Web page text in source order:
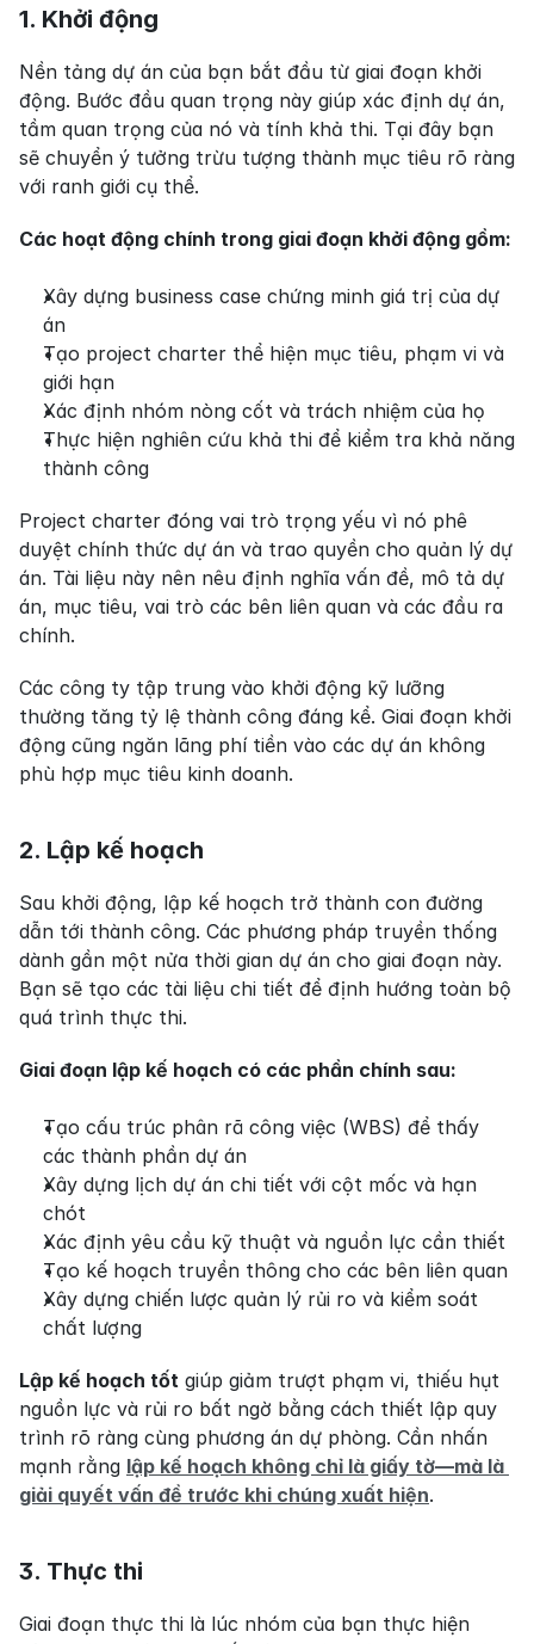
1. Khởi động
Nền tảng dự án của bạn bắt đầu từ giai đoạn khởi
động. Bước đầu quan trọng này giúp xác định dự án,
tầm quan trọng của nó và tính khả thi. Tại đây bạn
sẽ chuyển ý tưởng trừu tượng thành mục tiêu rõ ràng
với ranh giới cụ thể.
Các hoạt động chính trong giai đoạn khởi động gồm:
Xây dựng business case chứng minh giá trị của dự
án
Tạo project charter thể hiện mục tiêu, phạm vi và
giới hạn
Xác định nhóm nòng cốt và trách nhiệm của họ
Thực hiện nghiên cứu khả thi để kiểm tra khả năng
thành công
Project charter đóng vai trò trọng yếu vì nó phê
duyệt chính thức dự án và trao quyền cho quản lý dự
án. Tài liệu này nên nêu định nghĩa vấn đề, mô tả dự
án, mục tiêu, vai trò các bên liên quan và các đầu ra
chính.
Các công ty tập trung vào khởi động kỹ lưỡng
thường tăng tỷ lệ thành công đáng kể. Giai đoạn khởi
động cũng ngăn lãng phí tiền vào các dự án không
phù hợp mục tiêu kinh doanh.
2. Lập kế hoạch
Sau khởi động, lập kế hoạch trở thành con đường
dẫn tới thành công. Các phương pháp truyền thống
dành gần một nửa thời gian dự án cho giai đoạn này.
Bạn sẽ tạo các tài liệu chi tiết để định hướng toàn bộ
quá trình thực thi.
Giai đoạn lập kế hoạch có các phần chính sau:
Tạo cấu trúc phân rã công việc (WBS) để thấy
các thành phần dự án
Xây dựng lịch dự án chi tiết với cột mốc và hạn
chót
Xác định yêu cầu kỹ thuật và nguồn lực cần thiết
Tạo kế hoạch truyền thông cho các bên liên quan
Xây dựng chiến lược quản lý rủi ro và kiểm soát
chất lượng
Lập kế hoạch tốt giúp giảm trượt phạm vi, thiếu hụt
nguồn lực và rủi ro bất ngờ bằng cách thiết lập quy
trình rõ ràng cùng phương án dự phòng. Cần nhấn
mạnh rằng lập kế hoạch không chỉ là giấy tờ—mà là
giải quyết vấn đề trước khi chúng xuất hiện.
3. Thực thi
Giai đoạn thực thi là lúc nhóm của bạn thực hiện